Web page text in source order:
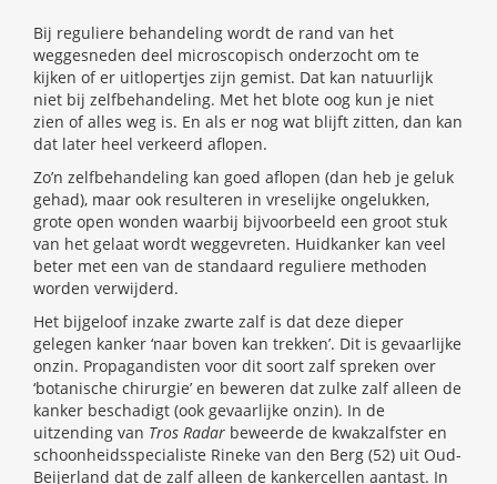
Bij reguliere behandeling wordt de rand van het
weggesneden deel microscopisch onderzocht om te
kijken of er uitlopertjes zijn gemist. Dat kan natuurlijk
niet bij zelfbehandeling. Met het blote oog kun je niet
zien of alles weg is. En als er nog wat blijft zitten, dan kan
dat later heel verkeerd aflopen.
Zo’n zelfbehandeling kan goed aflopen (dan heb je geluk
gehad), maar ook resulteren in vreselijke ongelukken,
grote open wonden waarbij bijvoorbeeld een groot stuk
van het gelaat wordt weggevreten. Huidkanker kan veel
beter met een van de standaard reguliere methoden
worden verwijderd.
Het bijgeloof inzake zwarte zalf is dat deze dieper
gelegen kanker ‘naar boven kan trekken’. Dit is gevaarlijke
onzin. Propagandisten voor dit soort zalf spreken over
‘botanische chirurgie’ en beweren dat zulke zalf alleen de
kanker beschadigt (ook gevaarlijke onzin). In de
uitzending van Tros Radar beweerde de kwakzalfster en
schoonheidsspecialiste Rineke van den Berg (52) uit Oud-
Beijerland dat de zalf alleen de kankercellen aantast. In